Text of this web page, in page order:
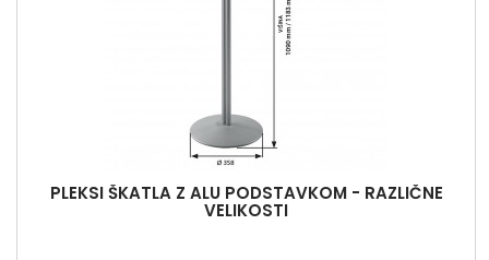
PLEKSI ŠKATLA Z ALU PODSTAVKOM - RAZLIČNE
VELIKOSTI